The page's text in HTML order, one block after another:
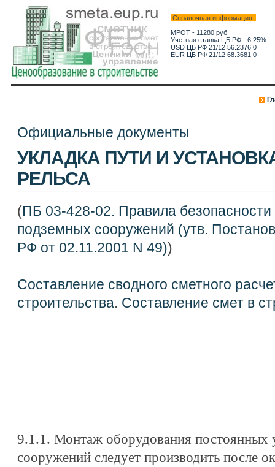
Справочная информация:
МРОТ - 11280 руб.
Учетная ставка ЦБ РФ - 6.25%
USD ЦБ РФ 21/12 56.2376 0
EUR ЦБ РФ 21/12 68.3681 0
Официальные документы
УКЛАДКА ПУТИ И
РЕЛЬСА
(ПБ 03-428-02. Правила безопасности
подземных сооружений (утв.
РФ от 02.11.2001 N 49))
Составление сводного сметного
строительства. Составление смет в
9.1.1. Монтаж оборудования постоянных
сооружений следует производить после